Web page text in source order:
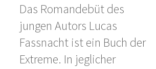
Das Romandebüt des
jungen Autors Lucas
Fassnacht ist ein Buch der
Extreme. In jeglicher